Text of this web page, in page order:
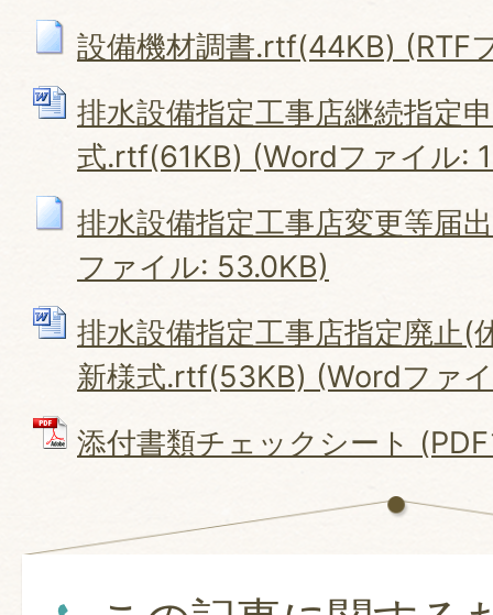
設備機材調書.rtf(44KB) (RTF
排水設備指定工事店継続指定
式.rtf(61KB) (Wordファイル:
排水設備指定工事店変更等届
ファイル: 53.0KB)
排水設備指定工事店指定廃止(
新様式.rtf(53KB) (Wordファ
添付書類チェックシート